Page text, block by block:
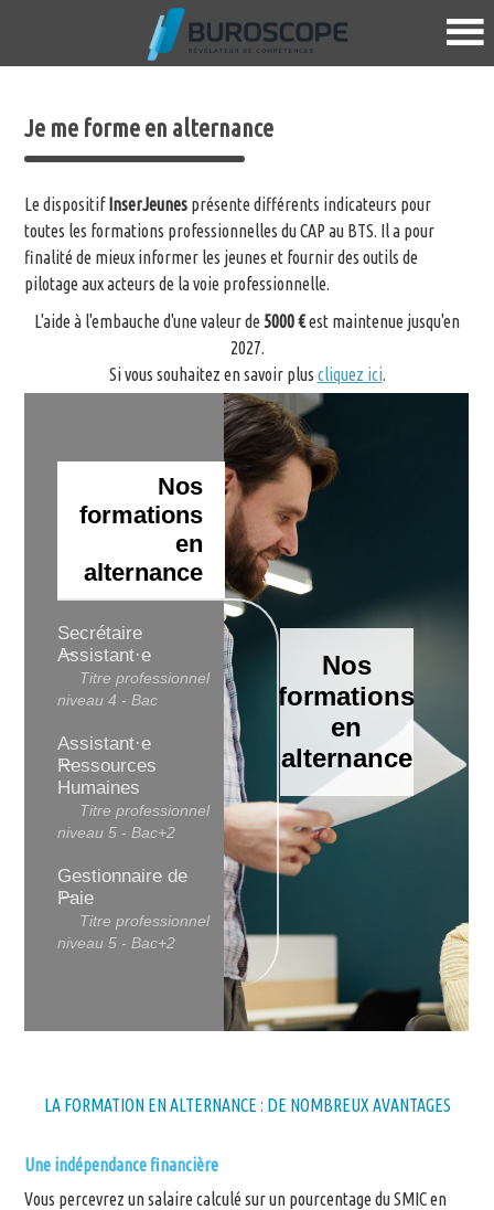
Je me forme en alternance
Le dispositif InserJeunes présente différents indicateurs pour
toutes les formations professionnelles du CAP au BTS. Il a pour
finalité de mieux informer les jeunes et fournir des outils de
pilotage aux acteurs de la voie professionnelle.
L'aide à l'embauche d'une valeur de 5000 €est maintenue jusqu'en
2027.
Si vous souhaitez en savoir plus cliquez ici.
LA FORMATION EN ALTERNANCE : DE NOMBREUX AVANTAGES
Une indépendance financière
Vous percevrez un salaire calculé sur un pourcentage du SMIC en